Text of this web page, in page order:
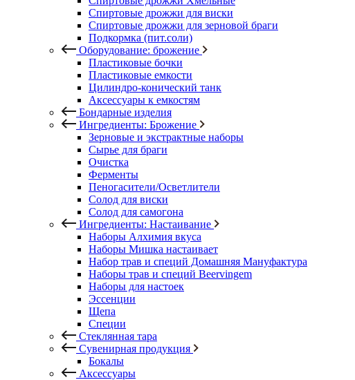
Спиртовые дрожжи для виски
Спиртовые дрожжи для зерновой браги
Подкормка (пит.соли)
Оборудование: брожение
Пластиковые бочки
Пластиковые емкости
Цилиндро-конический танк
Аксессуары к емкостям
Бондарные изделия
Ингредиенты: Брожение
Зерновые и экстрактные наборы
Сырье для браги
Очистка
Ферменты
Пеногасители/Осветлители
Солод для виски
Солод для самогона
Ингредиенты: Настаивание
Наборы Алхимия вкуса
Наборы Мишка настаивает
Набор трав и специй Домашняя Мануфактура
Наборы трав и специй Beervingem
Наборы для настоек
Эссенции
Щепа
Специи
Стеклянная тара
Сувенирная продукция
Бокалы
Аксессуары